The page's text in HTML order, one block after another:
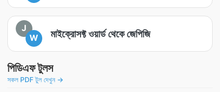
J
W
মাইক্রোসফ্ট ওয়ার্ড থেকে জেপিজি
পিডিএফ টুলস
সকল PDF টুল দেখুন →